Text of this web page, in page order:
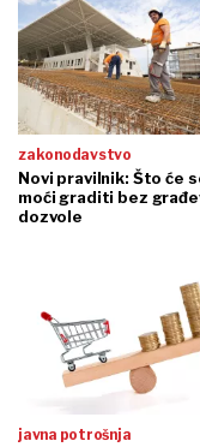
zakonodavstvo
Novi pravilnik: Što će
moći graditi bez
dozvole
javna potrošnja